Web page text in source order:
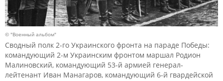
© "Военный альбом"
Сводный полк 2-го Украинского фронта на параде Победы:
командующий 2-м Украинским фронтом маршал Родион
Малиновский, командующий 53-й армией генерал-
лейтенант Иван Манагаров, командующий 6-й гвардейской